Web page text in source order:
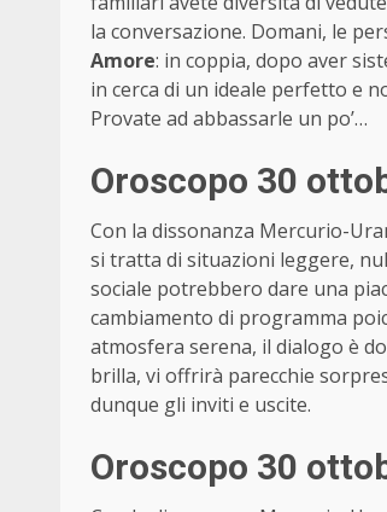
la conversazione. Domani, le
Amore: in coppia, dopo aver
in cerca di un ideale perfetto e
Provate ad abbassarle un po’…
Oroscopo 30
Con la dissonanza Mercurio-
si tratta di situazioni leggere,
sociale potrebbero dare una
cambiamento di programma
atmosfera serena, il dialogo è
brilla, vi offrirà parecchie
dunque gli inviti e uscite.
Oroscopo 30